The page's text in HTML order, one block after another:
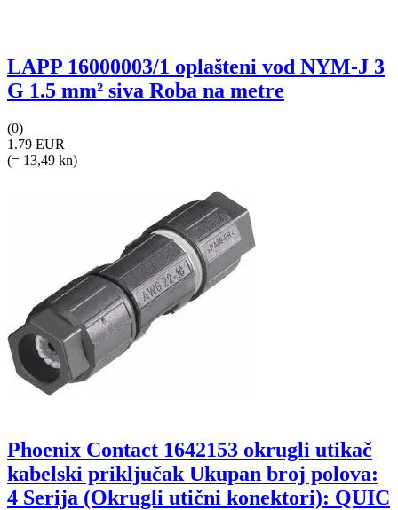
LAPP 16000003/1 oplašteni vod NYM-J 3
G 1.5 mm² siva Roba na metre
(0)
1.79 EUR
(= 13,49 kn)
Phoenix Contact 1642153 okrugli utikač
kabelski priključak Ukupan broj polova:
4 Serija (Okrugli utični konektori): QUIC